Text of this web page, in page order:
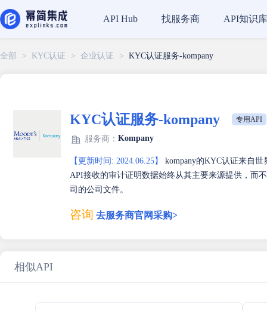
API Hub 找服务商 API知识库
全部 > KYC认证 > 企业认证 > KYC认证服务-kompany
KYC认证服务-kompany 专用API
服务商： Kompany
【更新时间: 2024.06.25】
kompany的KYC认证来自
API接收的审计证明数据始终从其主要来源提供，而
司的公司文件。
咨询 去服务商官网采购>
相似API